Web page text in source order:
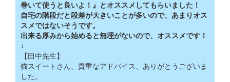
巻いて使うと良いよ！』とオススメしてもらいました！
自宅の階段だと段差が大きいことが多いので、あまりオス
スメではないそうです。
出来る厚みから始めると無理がないので、オススメです！
↓
【田中先生】
猫スイートさん、貴重なアドバイス、ありがとうございま
した。